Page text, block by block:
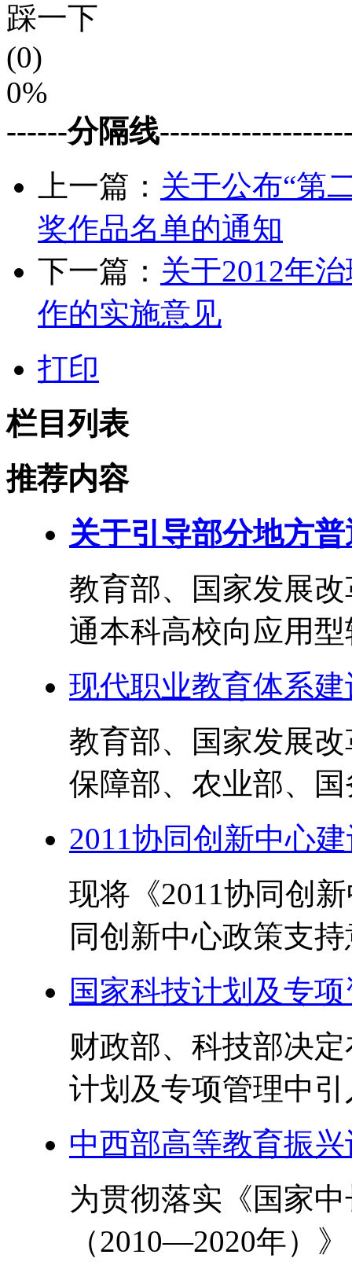
踩一下
(0)
0%
------分隔线
上一篇： 关于公布“第
奖作品名单的通知
下一篇： 关于2012年
作的实施意见
打印
栏目列表
推荐内容
关于引导部分地方
教育部、国家发展
通本科高校向应用
现代职业教育体系
教育部、国家发展
保障部、农业部、
2011协同创新中心
现将《2011协同创
同创新中心政策支
国家科技计划及专
财政部、科技部决
计划及专项管理中
中西部高等教育振
为贯彻落实《国家
（2010—2020年）